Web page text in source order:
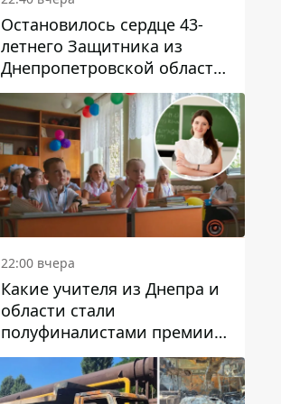
Остановилось сердце 43-
летнего Защитника из
Днепропетровской области
Евгения Зинченко
22:00 вчера
Какие учителя из Днепра и
области стали
полуфиналистами премии
Global Teacher Prize Ukraine
2026